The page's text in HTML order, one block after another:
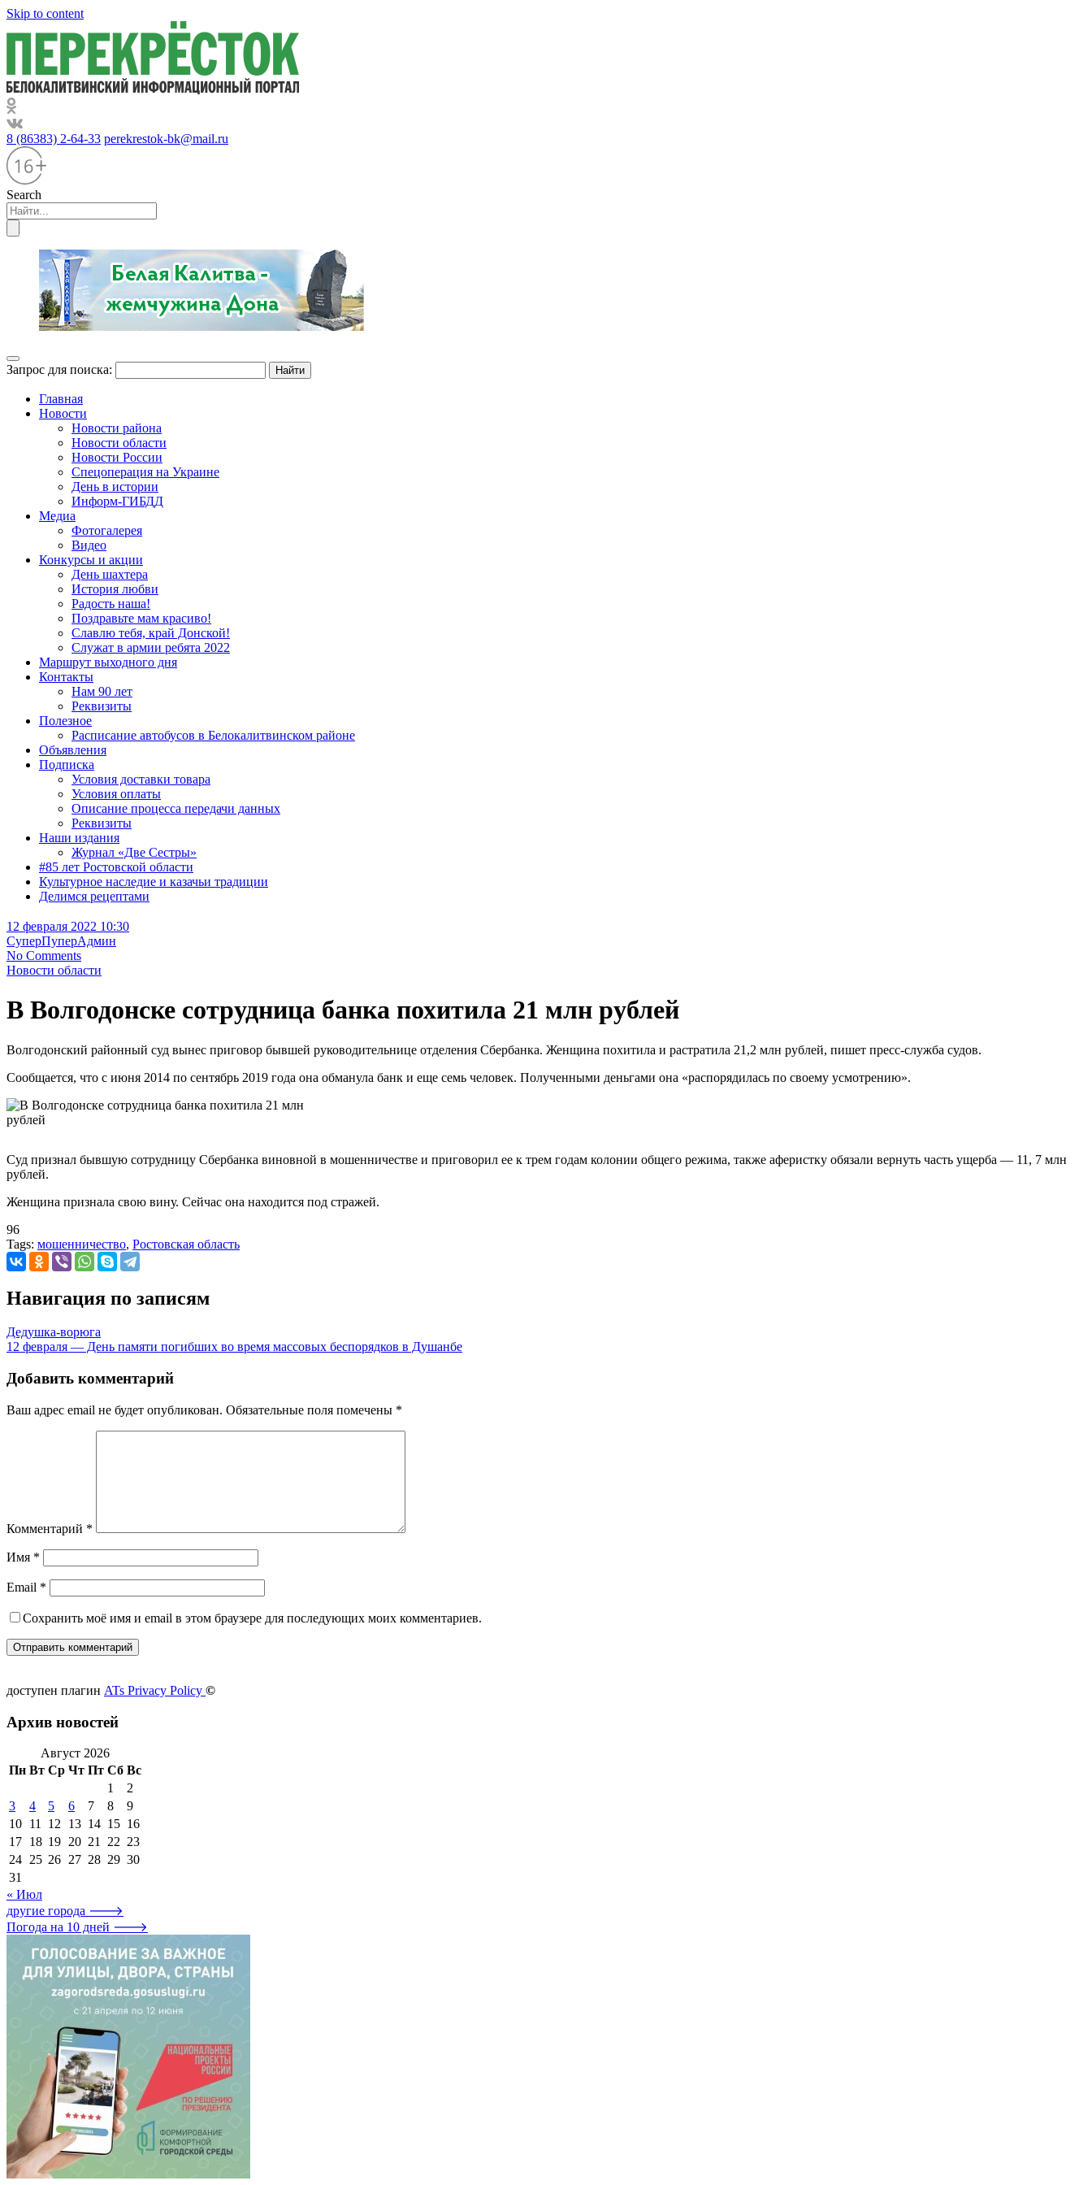
Skip to content
8 (86383) 2-64-33 perekrestok-bk@mail.ru
Search
Запрос для поиска:
Главная
Новости
Новости района
Новости области
Новости России
Спецоперация на Украине
День в истории
Информ-ГИБДД
Медиа
Фотогалерея
Видео
Конкурсы и акции
День шахтера
История любви
Радость наша!
Поздравьте мам красиво!
Славлю тебя, край Донской!
Служат в армии ребята 2022
Маршрут выходного дня
Контакты
Нам 90 лет
Реквизиты
Полезное
Расписание автобусов в Белокалитвинском районе
Объявления
Подписка
Условия доставки товара
Условия оплаты
Описание процесса передачи данных
Реквизиты
Наши издания
Журнал «Две Сестры»
#85 лет Ростовской области
Культурное наследие и казачьи традиции
Делимся рецептами
12 февраля 2022 10:30
СуперПуперАдмин
No Comments
Новости области
В Волгодонске сотрудница банка похитила 21 млн рублей
Волгодонский районный суд вынес приговор бывшей руководительнице отделения Сбербанка. Женщина похитила и растратила 21,2 млн рублей, пишет пресс-служба судов.
Сообщается, что с июня 2014 по сентябрь 2019 года она обманула банк и еще семь человек. Полученными деньгами она «распорядилась по своему усмотрению».
Суд признал бывшую сотрудницу Сбербанка виновной в мошенничестве и приговорил ее к трем годам колонии общего режима, также аферистку обязали вернуть часть ущерба — 11, 7 млн
рублей.
Женщина признала свою вину. Сейчас она находится под стражей.
96
Tags: мошенничество, Ростовская область
Навигация по записям
Дедушка-ворюга
12 февраля — День памяти погибших во время массовых беспорядков в Душанбе
Добавить комментарий
Ваш адрес email не будет опубликован. Обязательные поля помечены *
Комментарий *
Имя *
Email *
Сохранить моё имя и email в этом браузере для последующих моих комментариев.
доступен плагин ATs Privacy Policy ©
Архив новостей
Август 2026
Пн Вт Ср Чт Пт Сб Вс
1
2
3
4 5 6 7 8
9
10 11 12 13 14 15 16
17 18 19 20 21 22 23
24 25 26 27 28 29 30
31
« Июл
другие города 🡒
Погода на 10 дней 🡒